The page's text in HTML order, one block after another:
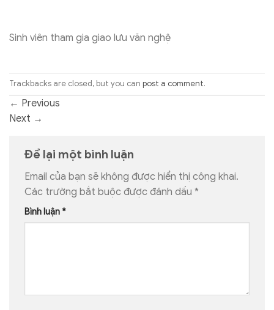
Sinh viên tham gia giao lưu văn nghệ
Trackbacks are closed, but you can post a comment.
← Previous
Next →
Để lại một bình luận
Email của bạn sẽ không được hiển thị công khai.
Các trường bắt buộc được đánh dấu *
Bình luận *